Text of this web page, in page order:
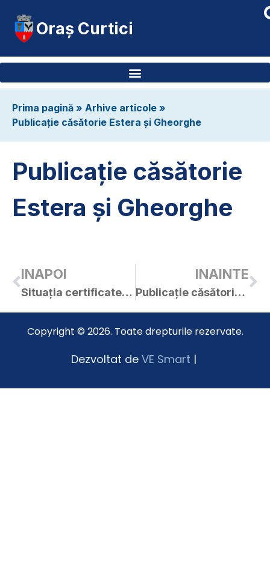
Oraș Curtici
Prima pagină » Arhive articole »
Publicație căsătorie Estera și Gheorghe
Publicație căsătorie
Estera și Gheorghe
INAPOI
Situația certificatelor de urbanism și a autorizațiilor de construire emise în luna IULIE 2015
INAINTE
Publicație căsătorie Ioana și David
Copyright © 2026. Toate drepturile rezervate.
Dezvoltat de VE Smart |